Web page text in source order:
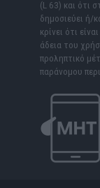
(L 63) και ότι
δημοσιεύει ή/
κρίνει ότι
άδεια του
προληπτικό
παράνομου